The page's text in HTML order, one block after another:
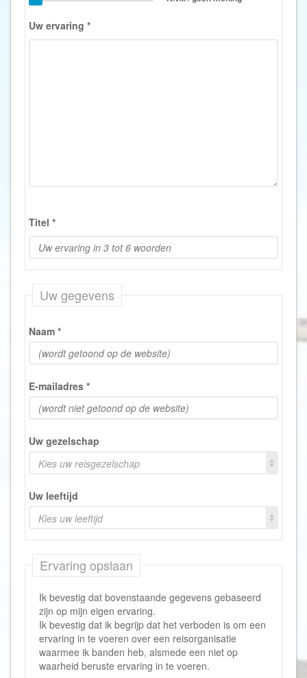
Uw ervaring *
Titel *
Uw gegevens
Naam *
E-mailadres *
Uw gezelschap
Kies uw reisgezelschap
Uw leeftijd
Kies uw leeftijd
Ervaring opslaan
Ik bevestig dat bovenstaande gegevens gebaseerd
zijn op mijn eigen ervaring.
Ik bevestig dat ik begrijp dat het verboden is om een
ervaring in te voeren over een reisorganisatie
waarmee ik banden heb, alsmede een niet op
waarheid beruste ervaring in te voeren.